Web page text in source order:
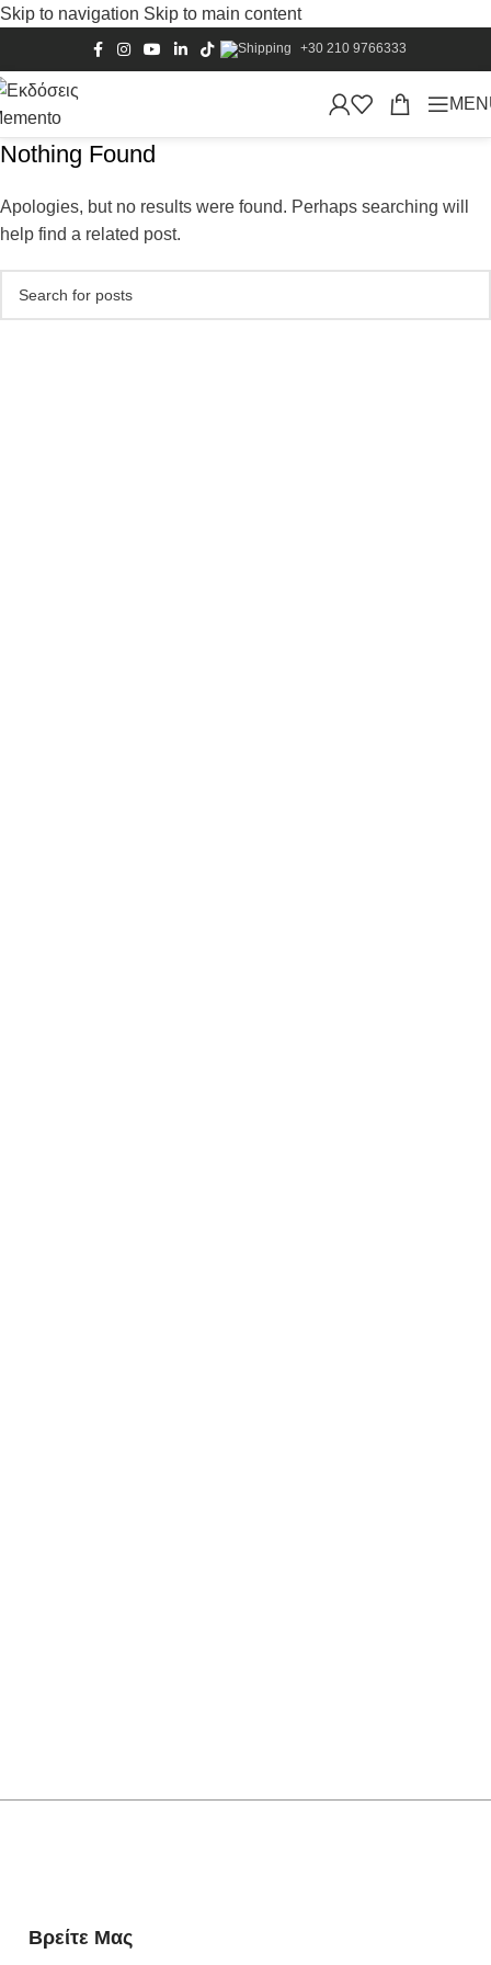
Skip to navigation Skip to main content
+30 210 9766333
Nothing Found
Apologies, but no results were found. Perhaps searching will
help find a related post.
Βρείτε Μας